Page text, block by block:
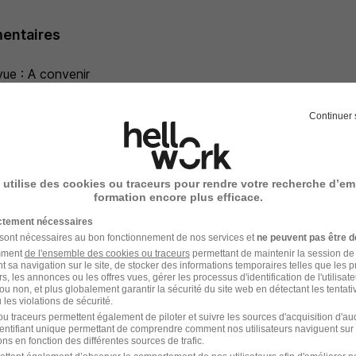
: A convenir
de travail hybride
recrutement
peuvent varier selon l'offre à laquelle vous postulez.
vérifier l'alignement de vos valeurs / attentes avec la
: s'assurer de vos connaissances métier et outils pour
& impact : pour évoquer votre potentiel d'évolution
Continuer
utilise des cookies ou traceurs pour rendre votre recherche
formation encore plus efficace.
nécessaires
nécessaires au bon fonctionnement de nos services et ne peuvent pas être
de l'ensemble des cookies ou traceurspermettant de maintenir la session
sa navigation sur le site, de stocker des informations temporaires telles que les
les annonces ou les offres vues, gérer les processus d'identification de
non, et plus globalement garantir la sécurité du site web en détectant les
violations de sécurité.
traceurs permettent également de piloter et suivre les sources d'acquisition
unique permettant de comprendre comment nos utilisateurs naviguent sur
en fonction des différentes sources de trafic.